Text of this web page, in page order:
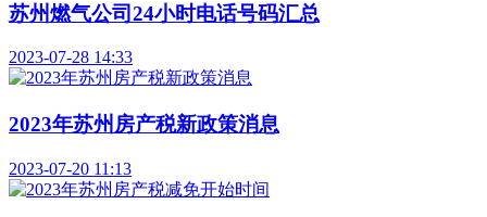
苏州燃气公司24小时电话号码汇总
2023-07-28 14:33
2023年苏州房产税新政策消息
2023-07-20 11:13